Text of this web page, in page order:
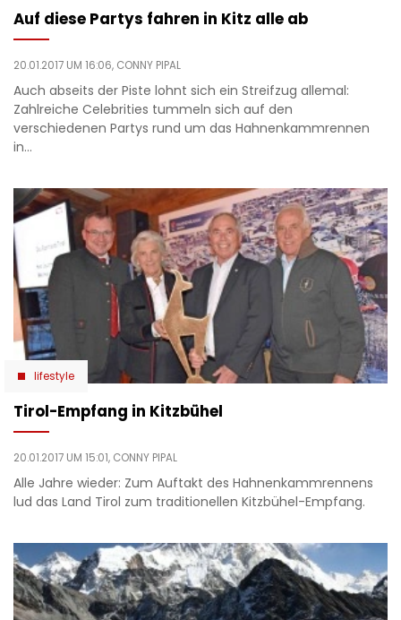
Auf diese Partys fahren in Kitz alle ab
20.01.2017 UM 16:06, CONNY PIPAL
Auch abseits der Piste lohnt sich ein Streifzug allemal:
Zahlreiche Celebrities tummeln sich auf den
verschiedenen Partys rund um das Hahnenkammrennen
in…
lifestyle
Tirol-Empfang in Kitzbühel
20.01.2017 UM 15:01, CONNY PIPAL
Alle Jahre wieder: Zum Auftakt des Hahnenkammrennens
lud das Land Tirol zum traditionellen Kitzbühel-Empfang.